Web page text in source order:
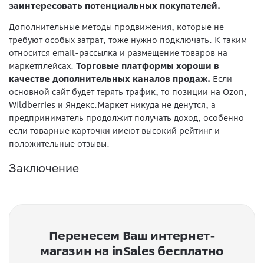
заинтересовать потенциальных покупателей.
Дополнительные методы продвижения, которые не
требуют особых затрат, тоже нужно подключать. К таким
относится email-рассылка и размещение товаров на
маркетплейсах. Торговые платформы хороши в
качестве дополнительных каналов продаж. Если
основной сайт будет терять трафик, то позиции на Ozon,
Wildberries и Яндекс.Маркет никуда не денутся, а
предприниматель продолжит получать доход, особенно
если товарные карточки имеют высокий рейтинг и
положительные отзывы.
Заключение
Перенесем Ваш интернет-
магазин на inSales бесплатно